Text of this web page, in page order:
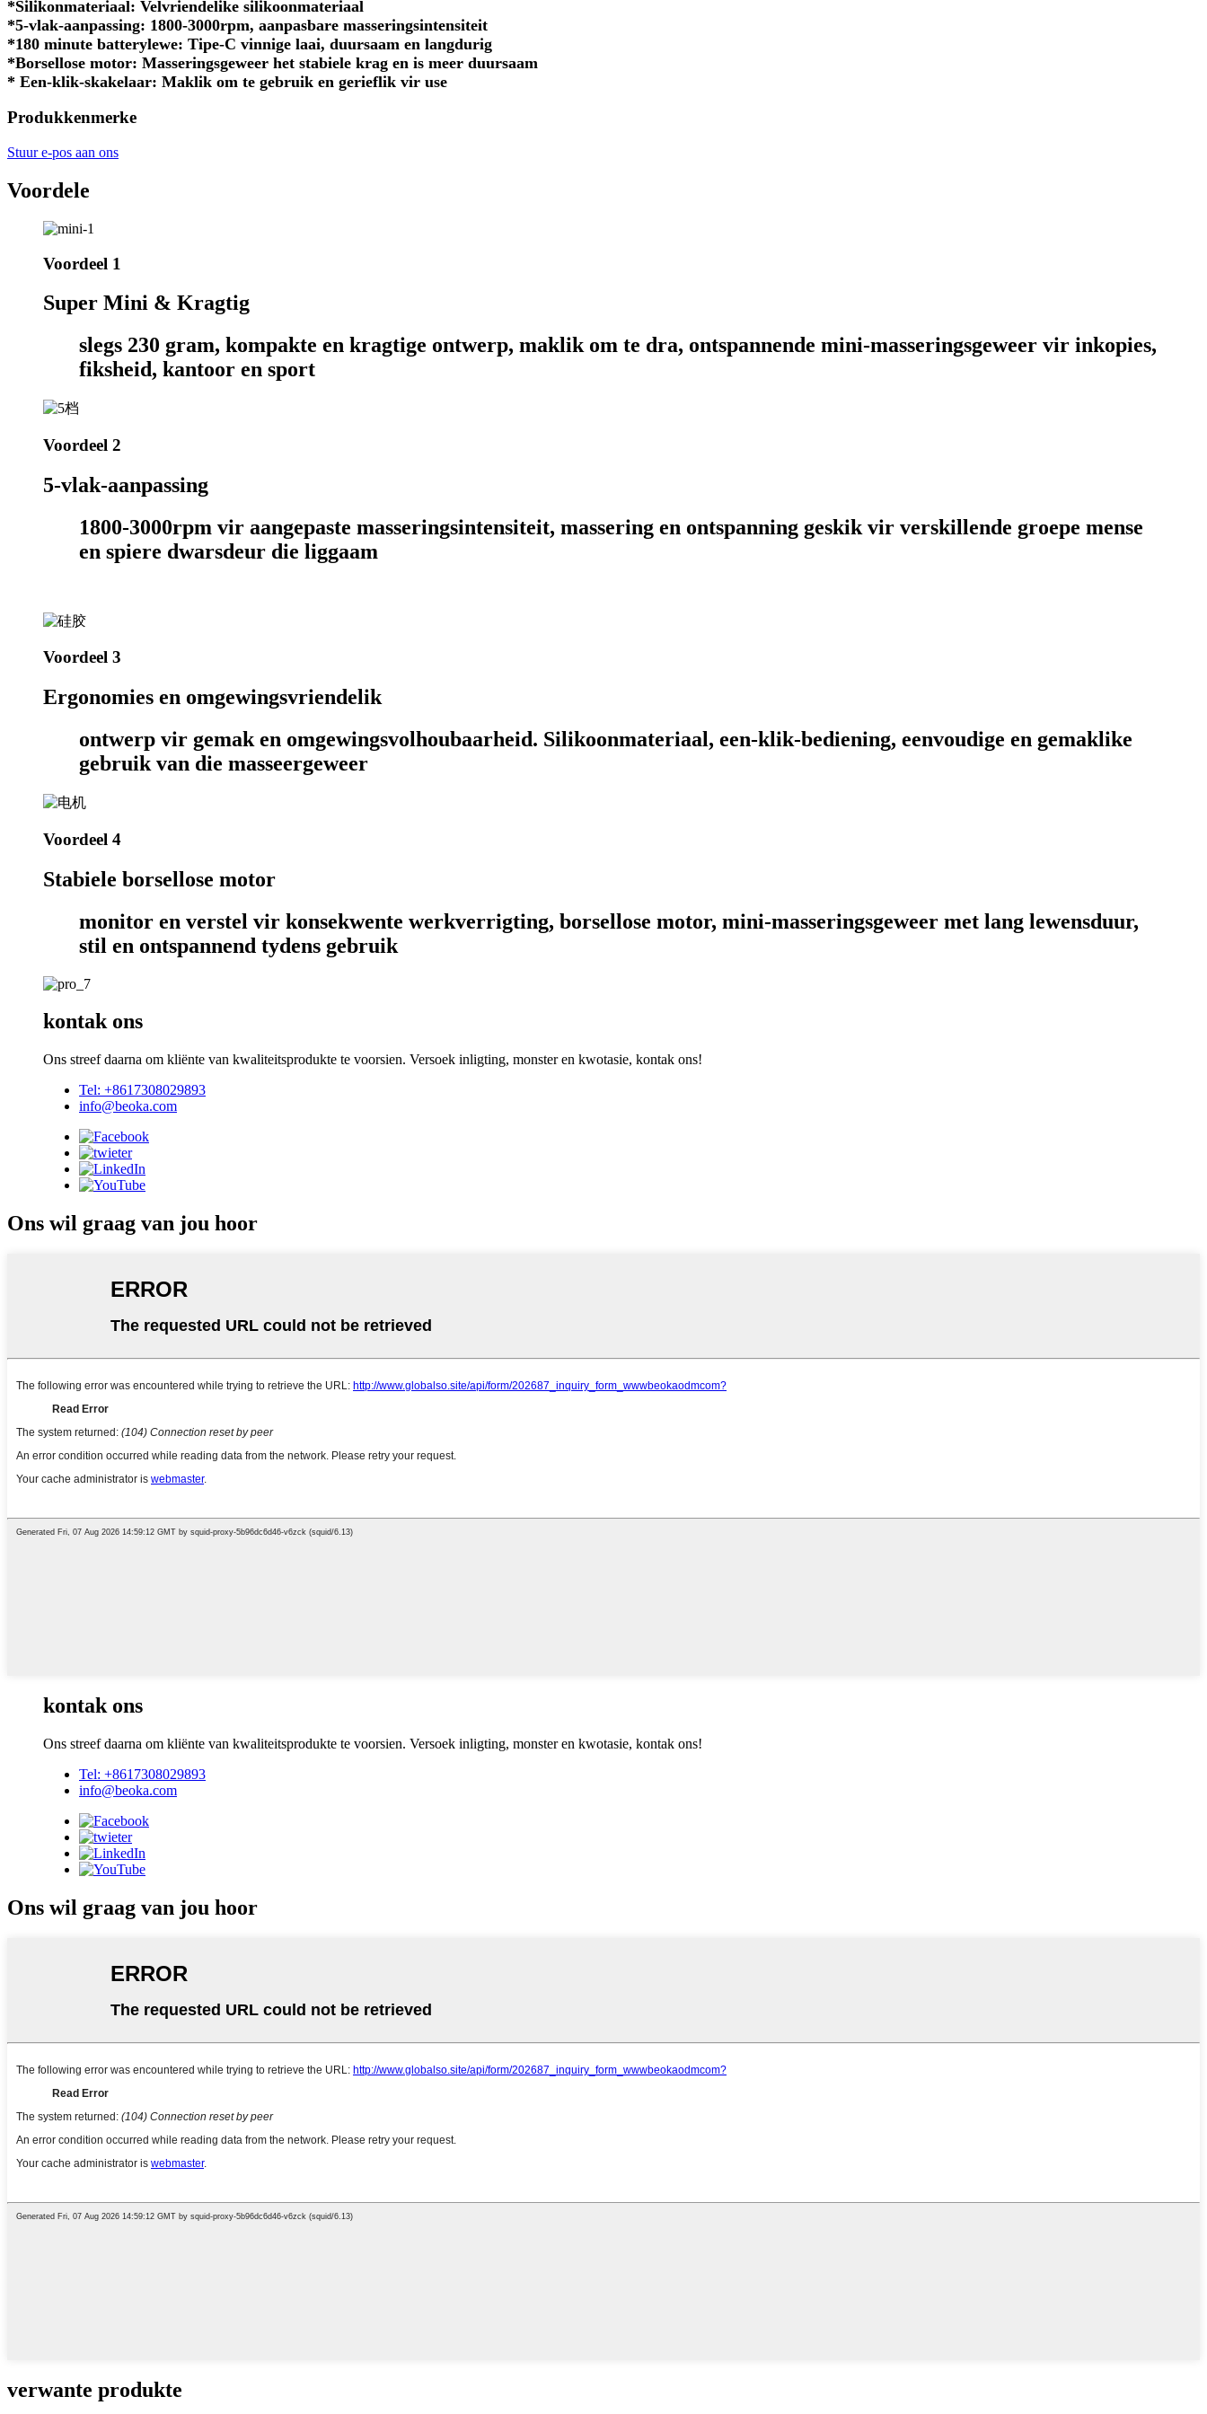
*Silikonmateriaal: Velvriendelike silikoonmateriaal
*5-vlak-aanpassing: 1800-3000rpm, aanpasbare masseringsintensiteit
*180 minute batterylewe: Tipe-C vinnige laai, duursaam en langdurig
*Borsellose motor: Masseringsgeweer het stabiele krag en is meer duursaam
* Een-klik-skakelaar: Maklik om te gebruik en gerieflik vir use
Produkkenmerke
Stuur e-pos aan ons
Voordele
Voordeel 1
Super Mini & Kragtig
slegs 230 gram, kompakte en kragtige ontwerp, maklik om te dra, ontspannende mini-masseringsgeweer vir inkopies,
fiksheid, kantoor en sport
Voordeel 2
5-vlak-aanpassing
1800-3000rpm vir aangepaste masseringsintensiteit, massering en ontspanning geskik vir verskillende groepe mense
en spiere dwarsdeur die liggaam
Voordeel 3
Ergonomies en omgewingsvriendelik
ontwerp vir gemak en omgewingsvolhoubaarheid. Silikoonmateriaal, een-klik-bediening, eenvoudige en gemaklike
gebruik van die masseergeweer
Voordeel 4
Stabiele borsellose motor
monitor en verstel vir konsekwente werkverrigting, borsellose motor, mini-masseringsgeweer met lang lewensduur,
stil en ontspannend tydens gebruik
kontak ons
Ons streef daarna om kliënte van kwaliteitsprodukte te voorsien. Versoek inligting, monster en kwotasie, kontak ons!
Tel: +8617308029893
info@beoka.com
Ons wil graag van jou hoor
kontak ons
Ons streef daarna om kliënte van kwaliteitsprodukte te voorsien. Versoek inligting, monster en kwotasie, kontak ons!
Tel: +8617308029893
info@beoka.com
Ons wil graag van jou hoor
verwante produkte